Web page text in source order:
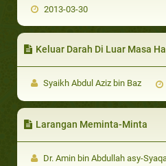
2013-03-30
Keluar Darah Di Luar Masa
Syaikh Abdul Aziz bin Baz
Larangan Meminta-Minta
Dr. Amin bin Abdullah asy-